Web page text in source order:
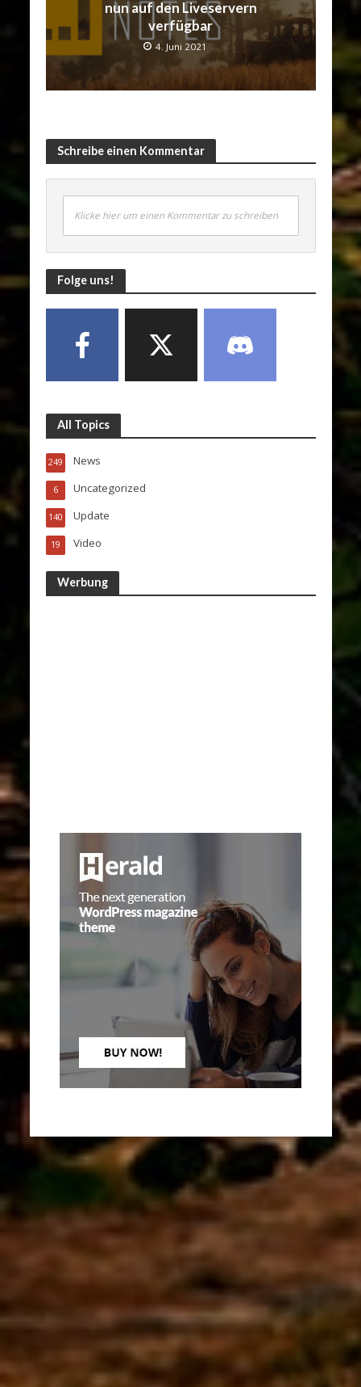
nun auf den Liveservern
verfügbar
4. Juni 2021
Schreibe einen Kommentar
Klicke hier um einen Kommentar zu schreiben
Folge uns!
All Topics
News
249
Uncategorized
6
Update
140
Video
19
Werbung